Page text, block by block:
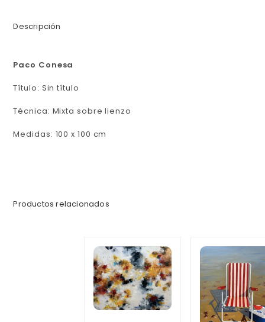
Descripción
Paco Conesa
Título: Sin título
Técnica: Mixta sobre lienzo
Medidas: 100 x 100 cm
Productos relacionados